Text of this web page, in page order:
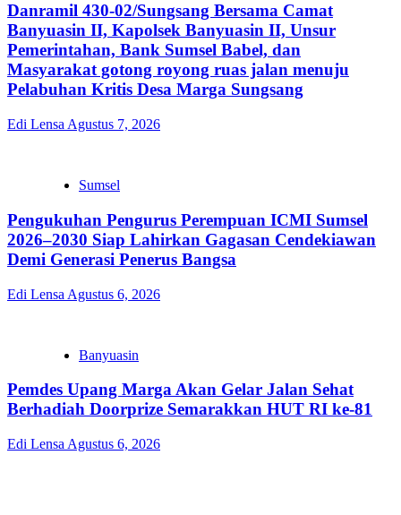
Danramil 430-02/Sungsang Bersama Camat
Banyuasin II, Kapolsek Banyuasin II, Unsur
Pemerintahan, Bank Sumsel Babel, dan
Masyarakat gotong royong ruas jalan menuju
Pelabuhan Kritis Desa Marga Sungsang
Edi Lensa Agustus 7, 2026
Sumsel
Pengukuhan Pengurus Perempuan ICMI Sumsel
2026–2030 Siap Lahirkan Gagasan Cendekiawan
Demi Generasi Penerus Bangsa
Edi Lensa Agustus 6, 2026
Banyuasin
Pemdes Upang Marga Akan Gelar Jalan Sehat
Berhadiah Doorprize Semarakkan HUT RI ke-81
Edi Lensa Agustus 6, 2026